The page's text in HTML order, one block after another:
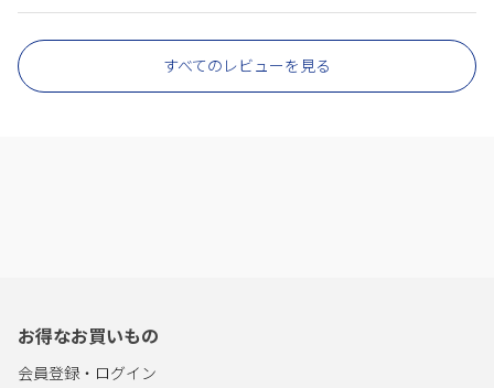
すべてのレビューを見る
お得なお買いもの
会員登録・ログイン